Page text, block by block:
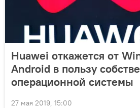
Huawei откажется от
Android в пользу
операционной системы
27 мая 2019, 15:00